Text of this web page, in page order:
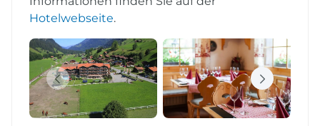
Hotelwebseite.